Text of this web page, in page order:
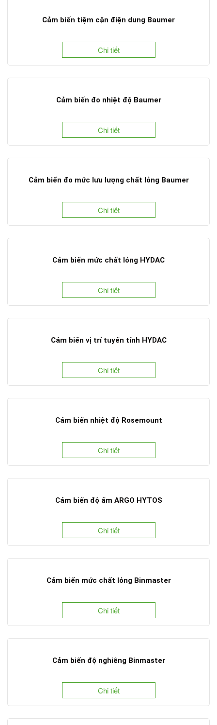
Cảm biến tiệm cận điện dung Baumer
Chi tiết
Cảm biến đo nhiệt độ Baumer
Chi tiết
Cảm biến đo mức lưu lượng chất lỏng Baumer
Chi tiết
Cảm biến mức chất lỏng HYDAC
Chi tiết
Cảm biến vị trí tuyến tính HYDAC
Chi tiết
Cảm biến nhiệt độ Rosemount
Chi tiết
Cảm biến độ ẩm ARGO HYTOS
Chi tiết
Cảm biến mức chất lỏng Binmaster
Chi tiết
Cảm biến độ nghiêng Binmaster
Chi tiết